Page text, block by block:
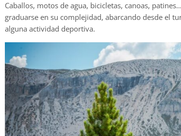
Caballos, motos de agua, bicicletas, canoas,
graduarse en su complejidad, abarcando desde el
alguna actividad deportiva.